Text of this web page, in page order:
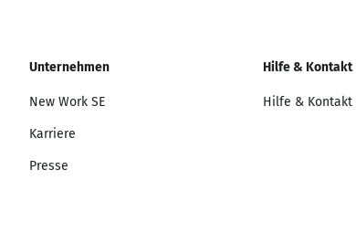
Unternehmen
New Work SE
Karriere
Presse
Hilfe & Kontakt
Hilfe & Kontakt